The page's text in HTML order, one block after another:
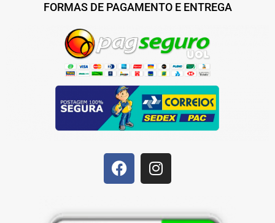
FORMAS DE PAGAMENTO E ENTREGA